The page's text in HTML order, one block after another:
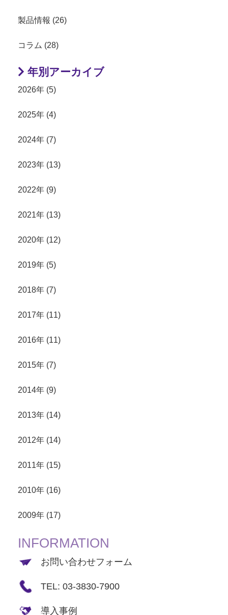
製品情報 (26)
コラム (28)
年別アーカイブ
2026年 (5)
2025年 (4)
2024年 (7)
2023年 (13)
2022年 (9)
2021年 (13)
2020年 (12)
2019年 (5)
2018年 (7)
2017年 (11)
2016年 (11)
2015年 (7)
2014年 (9)
2013年 (14)
2012年 (14)
2011年 (15)
2010年 (16)
2009年 (17)
INFORMATION
お問い合わせフォーム
TEL: 03-3830-7900
導入事例